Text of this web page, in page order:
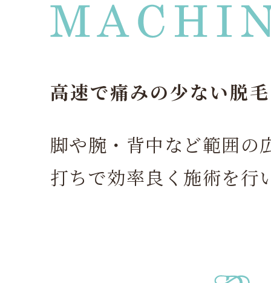
高速で痛みの少ない脱毛
脚や腕・背中など範囲の
打ちで効率良く施術を行